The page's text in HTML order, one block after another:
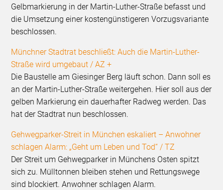
Gelbmarkierung in der Martin-Luther-Straße befasst und
die Umsetzung einer kostengünstigeren Vorzugsvariante
beschlossen.
Münchner Stadtrat beschließt: Auch die Martin-Luther-
Straße wird umgebaut / AZ +
Die Baustelle am Giesinger Berg läuft schon. Dann soll es
an der Martin-Luther-Straße weitergehen. Hier soll aus der
gelben Markierung ein dauerhafter Radweg werden. Das
hat der Stadtrat nun beschlossen.
Gehwegparker-Streit in München eskaliert – Anwohner
schlagen Alarm: „Geht um Leben und Tod“ / TZ
Der Streit um Gehwegparker in Münchens Osten spitzt
sich zu. Mülltonnen bleiben stehen und Rettungswege
sind blockiert. Anwohner schlagen Alarm.